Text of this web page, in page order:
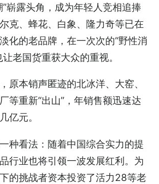
”崭露头角，成为年轻人竞相追捧
克、蜂花、白象、隆力奇等已在
化的老品牌，在一次次的“野性消
老国货重获大众的重视。
原本销声匿迹的北冰洋、大窑、
等重新“出山”，年销售额迅速达
亿元。
种看法：随着中国综合实力的提
行业也将引领一波发展红利。为
的挑战者资本投资了活力28等老